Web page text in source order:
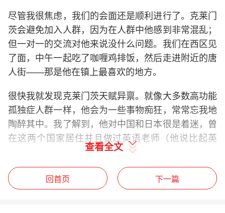
尽管我很焦虑，我们的会面还是顺利进行了。克莱门
茨会避免加入人群，因为在人群中他感到非常混乱；
但一对一的交流对他来说没什么问题。我们在西区见
了面，中午一起吃了咖喱鸡排饭，然后走进附近的唐
人街——那是他在镇上最喜欢的地方。
很快我就发现克莱门茨天赋异禀。就像大多数高功能
孤独症人群一样，他会为一些事物痴狂，常常忘我地
陶醉其中。我了解到，他对中国和日本很是着迷，曾
在这两个国家居住并且做过英语老师（他说比起英
国，他在这两个国家更有舒适和被接受的感觉——借
由外国人的身份，他可以掩盖行为上会被人谴责的奇
怪之处）。我们在唐人街上散步的时候，他先是从街
边商贩那里点了两个猪肉包子，又从超市里买了两小
查看全文
回首页 下一篇